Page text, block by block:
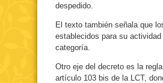
despedido.
El texto también señala que
establecidos para su
categoría.
Otro eje del decreto es la
artículo 103 bis de la LCT,